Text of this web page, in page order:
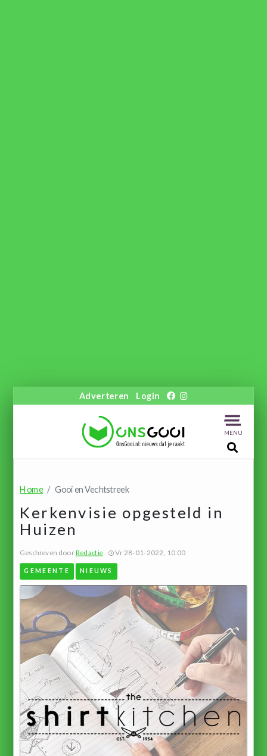
Adverteren Login
MENU
Home Gooi en Vechtstreek
Kerkenvisie opgesteld in
Huizen
Geschreven doorRedactie Vr 28-01-2022, 10:00
GEMEENTE NIEUWS